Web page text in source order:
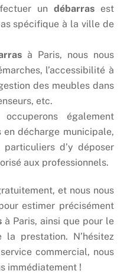
un débarrasest
spécifique à la ville de
à Paris, nous nous
l’accessibilité à
des meubles dans
etc.
également
en décharge municipale,
d’y déposer
aux professionnels.
et nous nous
estimer précisément
à Paris, ainsi que pour le
prestation. N’hésitez
commercial, nous
immédiatement !